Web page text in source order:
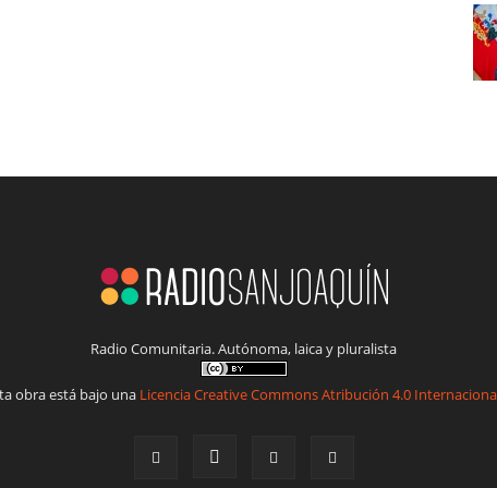
Radio Comunitaria. Autónoma, laica y pluralista
obra está bajo una Licencia Creative Commons Atribución 4.0